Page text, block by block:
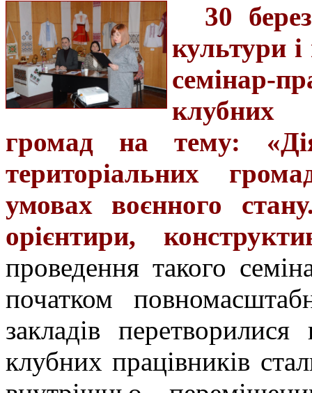
30
культури
семінар-
клубних
громад на тему:
територіальних
умовах воєнного
орієнтири,
проведення такого
початком
закладів
клубних працівників